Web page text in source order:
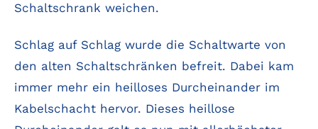
Schaltschrank weichen.
Schlag auf Schlag wurde die Schaltwarte von
den alten Schaltschränken befreit. Dabei kam
immer mehr ein heilloses Durcheinander im
Kabelschacht hervor. Dieses heillose